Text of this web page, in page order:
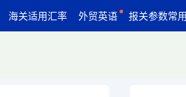
海关适用汇率 外贸英语 报关参数常